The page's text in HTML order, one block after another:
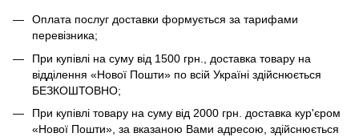
Оплата послуг доставки формується за тарифами
перевізника;
При купівлі на суму від 1500 грн., доставка товару на
відділення «Нової Пошти» по всій Україні здійснюється
БЕЗКОШТОВНО;
При купівлі товару на суму від 2000 грн. доставка кур'єром
«Нової Пошти», за вказаною Вами адресою, здійснюється